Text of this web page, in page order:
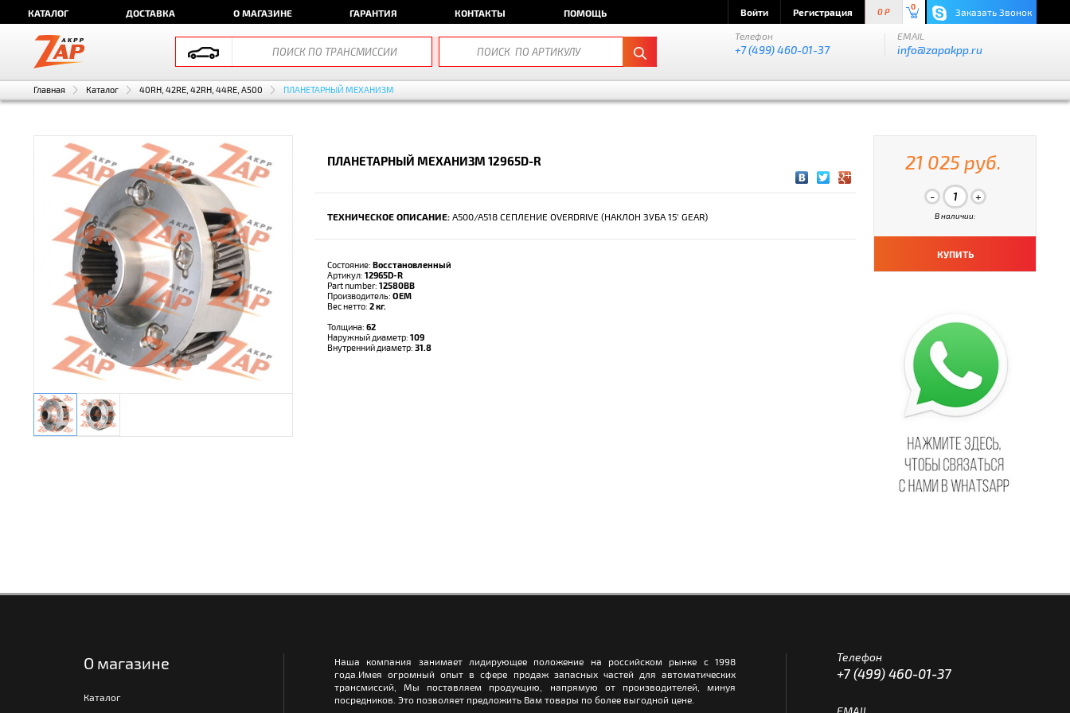
КАТАЛОГ ДОСТАВКА О МАГАЗИНЕ ГАРАНТИЯ КОНТАКТЫ ПОМОЩЬ Войти Регистрация 0 P
0 Заказать Звонок
Телефон
+7 (499) 460-01-37
EMAIL
info@zapakpp.ru
Главная Каталог 40RH, 42RE, 42RH, 44RE, A500 ПЛАНЕТАРНЫЙ МЕХАНИЗМ
ПЛАНЕТАРНЫЙ МЕХАНИЗМ 12965D-R
ТЕХНИЧЕСКОЕ ОПИСАНИЕ: A500/A518 СЕПЛЕНИЕ OVERDRIVE (НАКЛОН ЗУБА 15' GEAR)
Состояние: Восстановленный
Артикул: 12965D-R
Part number: 12580BB
Производитель: OEM
Вес нетто: 2 кг.
Толщина: 62
Наружный диаметр: 109
Внутренний диаметр: 31.8
21 025 руб.
В наличии:
КУПИТЬ
О магазине
Каталог
Наша компания занимает лидирующее положение на российском рынке с 1998
года.Имея огромный опыт в сфере продаж запасных частей для автоматических
трансмиссий, Мы поставляем продукцию, напрямую от производителей, минуя
посредников. Это позволяет предложить Вам товары по более выгодной цене.
Телефон
+7 (499) 460-01-37